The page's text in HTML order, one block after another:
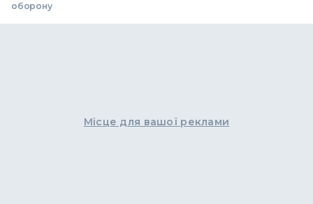
оборону
Місце для вашої реклами